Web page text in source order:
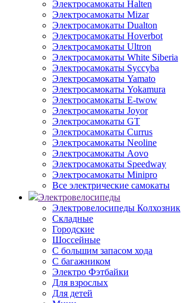
Электросамокаты Halten
Электросамокаты Mizar
Электросамокаты Dualton
Электросамокаты Hoverbot
Электросамокаты Ultron
Электросамокаты White Siberia
Электросамокаты Syccyba
Электросамокаты Yamato
Электросамокаты Yokamura
Электросамокаты E-twow
Электросамокаты Joyor
Электросамокаты GT
Электросамокаты Currus
Электросамокаты Neoline
Электросамокаты Aovo
Электросамокаты Speedway
Электросамокаты Minipro
Все электрические самокаты
Электровелосипеды
Электровелосипеды Колхозник
Складные
Городские
Шоссейные
С большим запасом хода
С багажником
Электро Фэтбайки
Для взрослых
Для детей